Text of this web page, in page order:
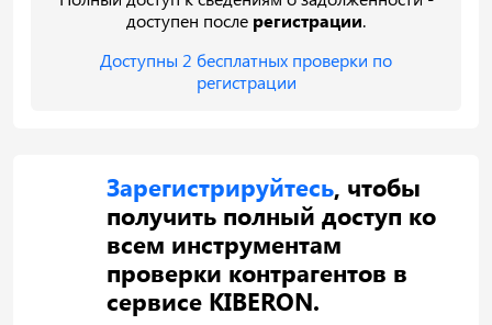
доступен после регистрации.
Доступны 2 бесплатных проверки по
регистрации
Зарегистрируйтесь, чтобы
получить полный доступ ко
всем инструментам
проверки контрагентов в
сервисе KIBERON.